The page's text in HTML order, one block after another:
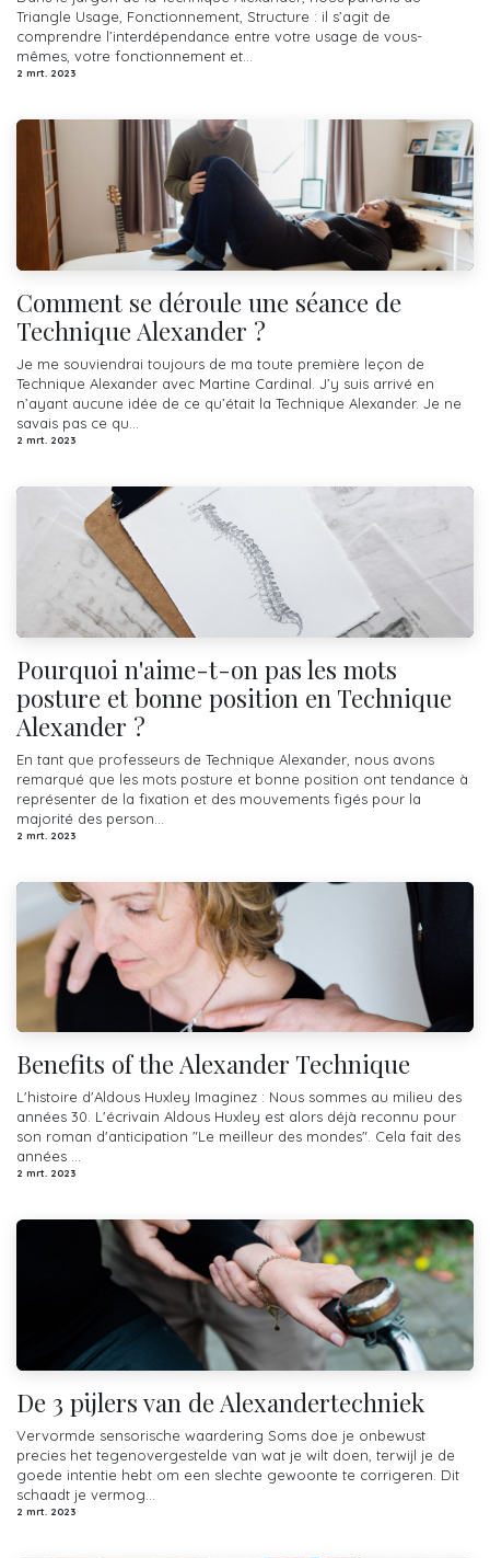
Triangle Usage, Fonctionnement, Structure : il s’agit de
comprendre l’interdépendance entre votre usage de vous-
mêmes, votre fonctionnement et...
2 mrt. 2023
Comment se déroule une séance de
Technique Alexander ?
Je me souviendrai toujours de ma toute première leçon de
Technique Alexander avec Martine Cardinal. J’y suis arrivé en
n’ayant aucune idée de ce qu’était la Technique Alexander. Je ne
savais pas ce qu...
2 mrt. 2023
Pourquoi n'aime-t-on pas les mots
posture et bonne position en Technique
Alexander ?
En tant que professeurs de Technique Alexander, nous avons
remarqué que les mots posture et bonne position ont tendance à
représenter de la fixation et des mouvements figés pour la
majorité des person...
2 mrt. 2023
Benefits of the Alexander Technique
L'histoire d'Aldous Huxley Imaginez : Nous sommes au milieu des
années 30. L'écrivain Aldous Huxley est alors déjà reconnu pour
son roman d'anticipation "Le meilleur des mondes". Cela fait des
années ...
2 mrt. 2023
De 3 pijlers van de Alexandertechniek
Vervormde sensorische waardering Soms doe je onbewust
precies het tegenovergestelde van wat je wilt doen, terwijl je de
goede intentie hebt om een slechte gewoonte te corrigeren. Dit
schaadt je vermog...
2 mrt. 2023